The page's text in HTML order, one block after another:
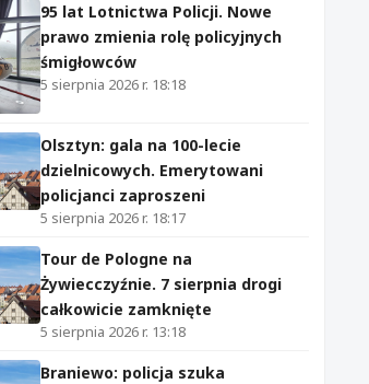
95 lat Lotnictwa Policji. Nowe
prawo zmienia rolę policyjnych
śmigłowców
5 sierpnia 2026 r. 18:18
Olsztyn: gala na 100-lecie
dzielnicowych. Emerytowani
policjanci zaproszeni
5 sierpnia 2026 r. 18:17
Tour de Pologne na
Żywiecczyźnie. 7 sierpnia drogi
całkowicie zamknięte
5 sierpnia 2026 r. 13:18
Braniewo: policja szuka